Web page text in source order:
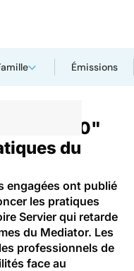
Émissions
des 30"
du
engagées ont publié
les pratiques
Servier qui retarde
du Mediator. Les
professionnels de
face au